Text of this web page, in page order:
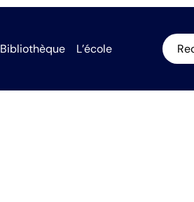
Bibliothèque L’école